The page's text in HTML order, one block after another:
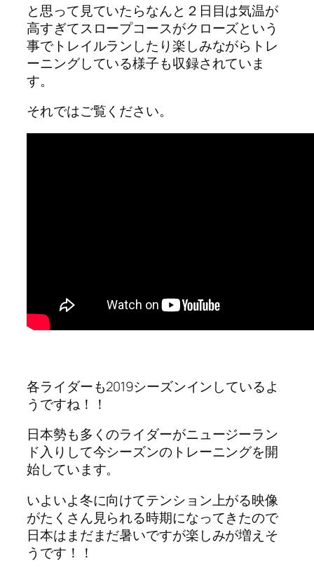
と思って見ていたらなんと２日目は気温が
高すぎてスロープコースがクローズという
事でトレイルランしたり楽しみながらトレ
ーニングしている様子も収録されていま
す。
それではご覧ください。
各ライダーも2019シーズンインしているよ
うですね！！
日本勢も多くのライダーがニュージーラン
ド入りして今シーズンのトレーニングを開
始しています。
いよいよ冬に向けてテンション上がる映像
がたくさん見られる時期になってきたので
日本はまだまだ暑いですが楽しみが増えそ
うです！！